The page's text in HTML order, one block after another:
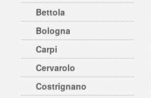
Bettola
Bologna
Carpi
Cervarolo
Costrignano